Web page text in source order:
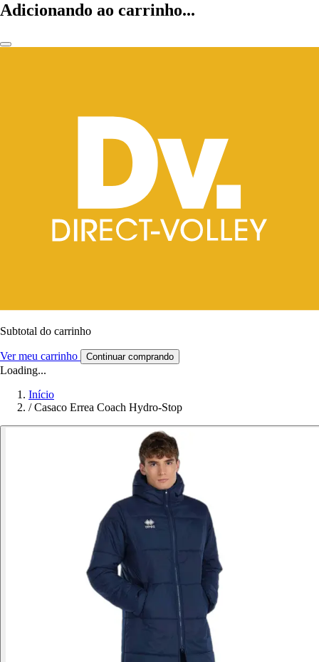
Adicionando ao carrinho...
Subtotal do carrinho
Ver meu carrinho Continuar comprando
Loading...
Início
/ Casaco Errea Coach Hydro-Stop